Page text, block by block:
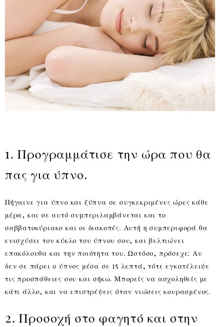
1. Προγραμμάτισε την ώρα που θα
πας για ύπνο.
Πήγαινε για ύπνο και ξύπνα σε συγκεκριμένες ώρες κάθε
μέρα, και σε αυτό συμπεριλαμβάνεται και το
σαββατοκύριακο και οι διακοπές. Αυτή η συμπεριφορά θα
ενισχύσει τον κύκλο του ύπνου σου, και βελτιώνει
επακόλουθα και την ποιότητα του. Ωστόσο, πρόσεχε: Αν
δεν σε πάρει ο ύπνος μέσα σε 15 λεπτά, τότε εγκατέλειψε
τις προσπάθειες σου και σήκω. Μπορείς να ασχοληθείς με
κάτι άλλο, και να επιστρέψεις όταν νιώσεις κουρασμένος.
2. Προσοχή στο φαγητό και στην